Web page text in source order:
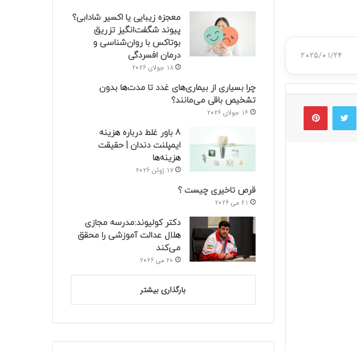
2025/01/24
توییتر پینتریست
معجزه زیبایی یا اکسیر شادابی؟
پیوند شگفت‌انگیز تزریق
بوتاکس با روان‌شناسی و
درمان افسردگی
18 جولای 2026
چرا بسیاری از بیماری‌های غدد تا مدت‌ها بدون
تشخیص باقی می‌مانند؟
16 جولای 2026
8 باور غلط درباره هزینه
ایمپلنت دندان | حقیقت
هزینه‌ها
17 ژوئن 2026
قرص تاخیری چیست ؟
21 می 2026
دکتر کولیوند:مدرسه مجازی
هلال عدالت آموزشی را محقق
می‌کند
20 می 2026
بارگذاری بیشتر